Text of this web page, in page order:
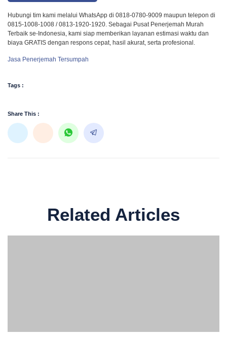
Hubungi tim kami melalui WhatsApp di 0818-0780-9009 maupun telepon di
0815-1008-1008 / 0813-1920-1920. Sebagai Pusat Penerjemah Murah
Terbaik se-Indonesia, kami siap memberikan layanan estimasi waktu dan
biaya GRATIS dengan respons cepat, hasil akurat, serta profesional.
Jasa Penerjemah Tersumpah
Tags :
Share This :
Related Articles